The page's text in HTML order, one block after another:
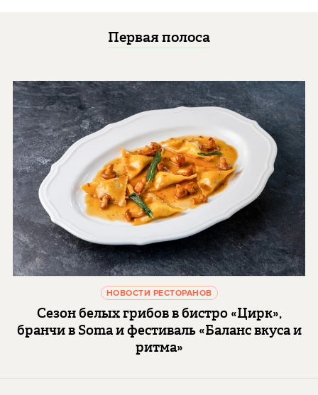
Первая полоса
НОВОСТИ РЕСТОРАНОВ
Сезон белых грибов в бистро «Цирк»,
бранчи в Soma и фестиваль «Баланс вкуса и
ритма»